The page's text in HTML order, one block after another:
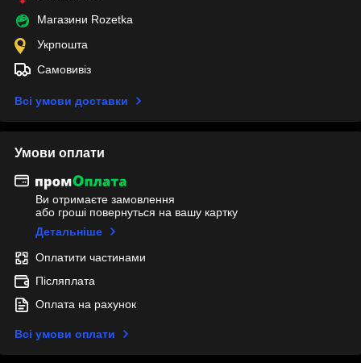
Магазини Rozetka
Укрпошта
Самовивіз
Всі умови доставки
Умови оплати
Ви отримаєте замовлення
або гроші повернуться на вашу картку
Детальніше
Оплатити частинами
Післяплата
Оплата на рахунок
Всі умови оплати